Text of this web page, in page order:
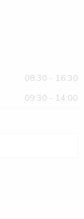
08:30 - 16:30
09:30 - 14:00